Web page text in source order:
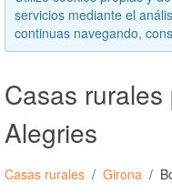
servicios mediante el
continuas navegando,
Casas
Alegries
Casas rurales Girona